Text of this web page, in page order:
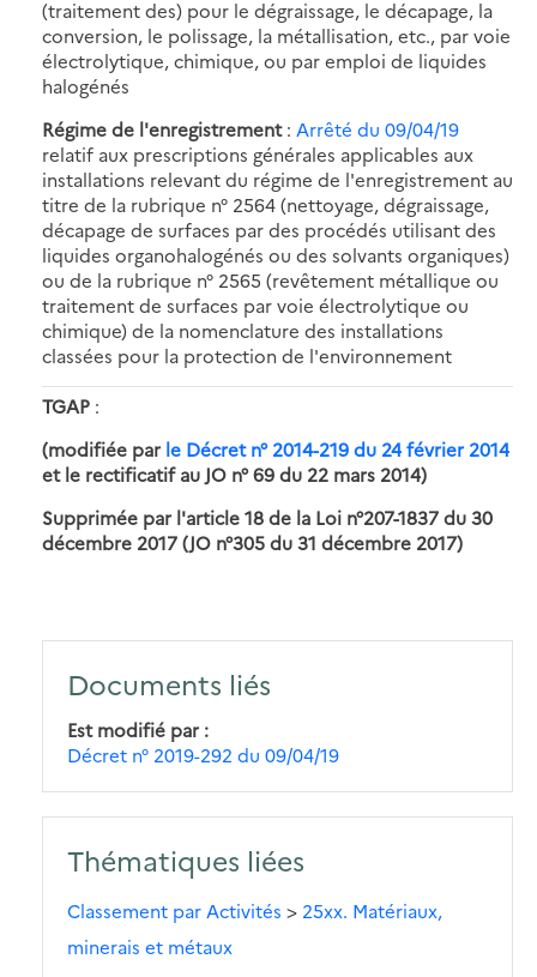
(traitement des) pour le dégraissage, le décapage, la
conversion, le polissage, la métallisation, etc., par voie
électrolytique, chimique, ou par emploi de liquides
halogénés
Régime de l'enregistrement: Arrêté du 09/04/19
relatif aux prescriptions générales applicables aux
installations relevant du régime de l'enregistrement au
titre de la rubrique n° 2564 (nettoyage, dégraissage,
décapage de surfaces par des procédés utilisant des
liquides organohalogénés ou des solvants organiques)
ou de la rubrique n° 2565 (revêtement métallique ou
traitement de surfaces par voie électrolytique ou
chimique) de la nomenclature des installations
classées pour la protection de l'environnement
TGAP :
(modifiée par le Décret n° 2014-219 du 24 février 2014
et le rectificatif au JO n° 69 du 22 mars 2014)
Supprimée par l'article 18 de la Loi n°207-1837 du 30
décembre 2017 (JO n°305 du 31 décembre 2017)
Documents liés
Est modifié par
Décret n° 2019-292 du 09/04/19
Thématiques liées
Classement par Activités > 25xx. Matériaux,
minerais et métaux